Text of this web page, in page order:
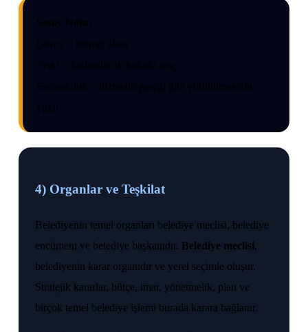
4) Organlar ve Teşkilat
Belediyenin temel organları belediye meclisi, belediye
encümeni ve belediye başkanıdır. Belediye meclisi,
belediyenin karar organıdır ve yerel seçimle oluşur.
Stratejik kararlar, bütçe, imar, yönetmelik, plan ve
birçok temel belediye işlemi burada karara bağlanır.